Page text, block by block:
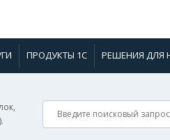
ПРОДУКТЫ 1С РЕШЕНИЯ ДЛЯ